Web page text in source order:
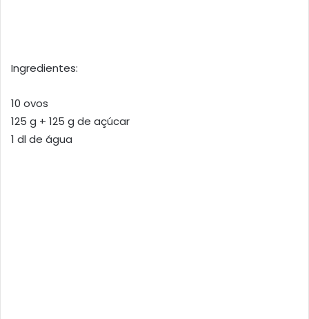
Ingredientes:
10 ovos
125 g + 125 g de açúcar
1 dl de água